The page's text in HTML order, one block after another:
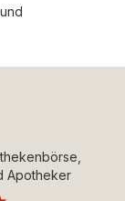
Apotheker